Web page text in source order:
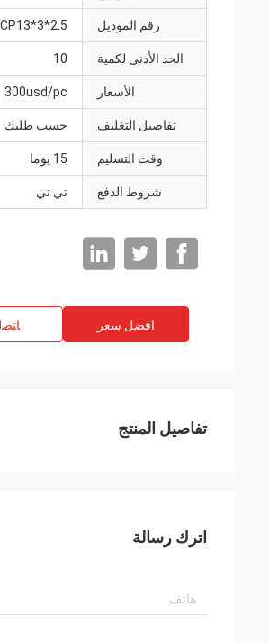
رقم الموديل
الحد الأدنى لكمية 10
الأسعار 300usd/pc
تفاصيل التغليف حسب طلبك
وقت التسليم 15 يوما
شروط الدفع تي تي
افضل سعر
تفاصيل المنتج
اترك رسالة